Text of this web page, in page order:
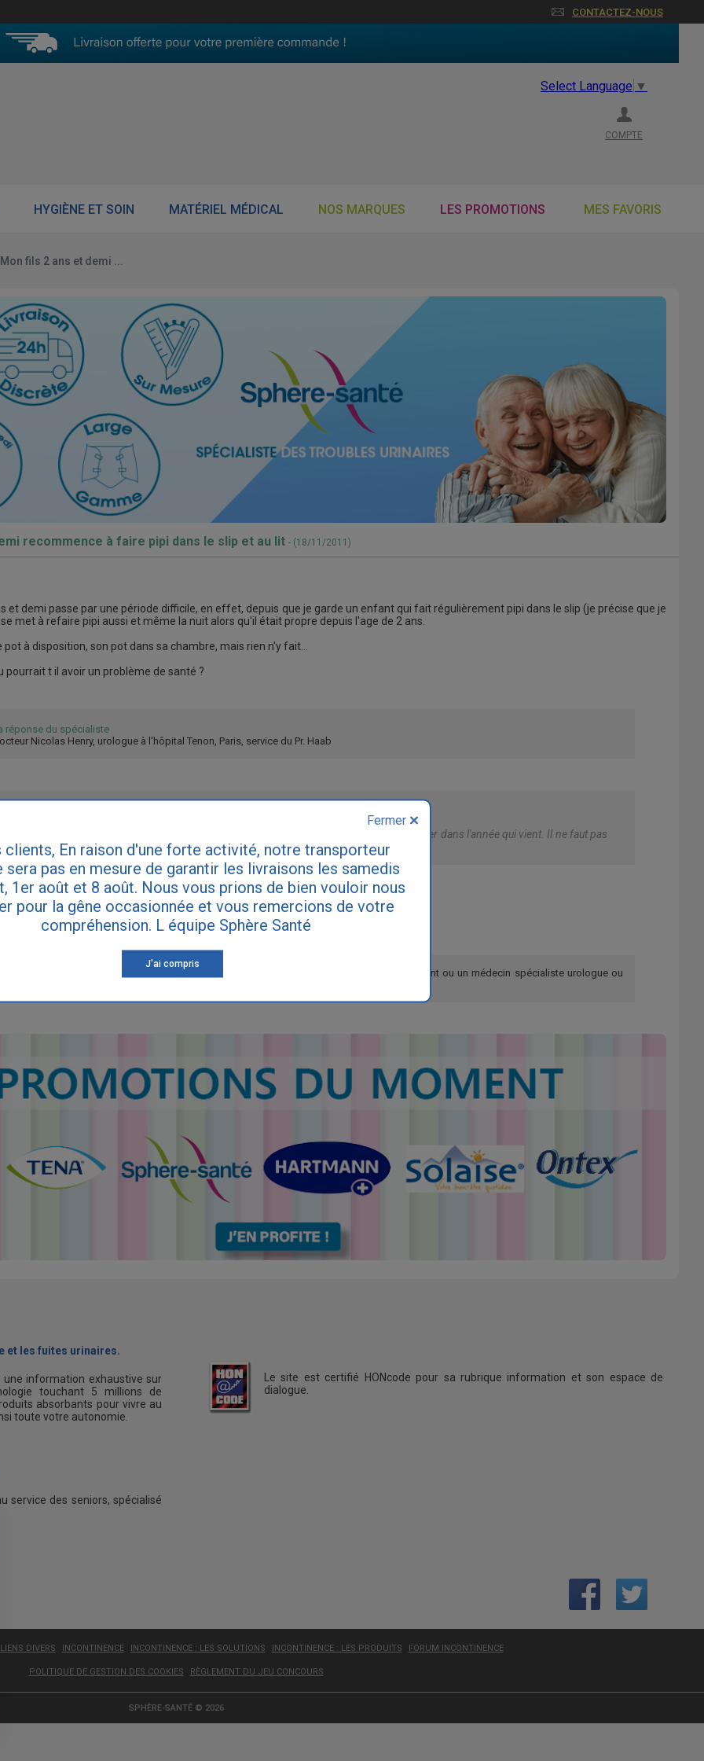
CONTACTEZ-NOUS
Select Language ▼
COMPTE
HYGIÈNE ET SOIN MATÉRIEL MÉDICAL NOS MARQUES LES PROMOTIONS MES FAVORIS
Mon fils 2 ans et demi ...
recommence à faire pipi dans le slip et au lit - (18/11/2011)
et demi passe par une période difficile, en effet, depuis que je garde un enfant qui fait régulièrement pipi dans le slip (je précise que je
met à refaire pipi aussi et même la nuit alors qu'il était propre depuis l'age de 2 ans.
pot à disposition, son pot dans sa chambre, mais rien n'y fait...
pourrait t il avoir un problème de santé ?
réponse du spécialiste
Nicolas Henry, urologue à l'hôpital Tenon, Paris, service du Pr. Haab
s'inquiéter, environ un quart des enfants ne sont pas propres à trois ans et cela va s'améliorer dans l'année qui vient. Il ne faut pas
ne pas le culpabiliser, lui expliquer et lui proposer le pot régulièrement.
DES QUESTIONS
réponse ne remplace pas le diagnostic de votre médecin. Consultez votre médecin traitant ou un médecin spécialiste urologue ou
et les fuites urinaires.
information exhaustive sur
touchant 5 millions de
absorbants pour vivre au
toute votre autonomie.
Le site est certifié HONcode pour sa rubrique information et son espace de
dialogue.
service des seniors, spécialisé
LIENS DIVERS INCONTINENCE INCONTINENCE : LES SOLUTIONS INCONTINENCE : LES PRODUITS FORUM INCONTINENCE
POLITIQUE DE GESTION DES COOKIES RÈGLEMENT DU JEU CONCOURS
SPHÈRE-SANTÉ © 2026
clients, En raison d'une forte activité, notre transporteur
sera pas en mesure de garantir les livraisons les samedis
1er août et 8 août. Nous vous prions de bien vouloir nous
pour la gêne occasionnée et vous remercions de votre
compréhension. L équipe Sphère Santé
J'ai compris
Fermer